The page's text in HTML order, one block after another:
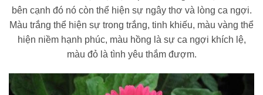
bên cạnh đó nó còn thể hiện sự ngây thơ và lòng ca ngợi.
Màu trắng thể hiện sự trong trắng, tinh khiếu, màu vàng thể
hiện niềm hạnh phúc, màu hồng là sự ca ngợi khích lệ,
màu đỏ là tình yêu thắm đượm.